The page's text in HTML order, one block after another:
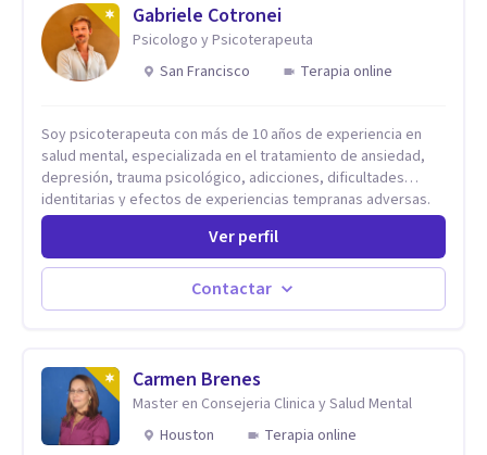
Gabriele Cotronei
Psicologo y Psicoterapeuta
San Francisco
Terapia online
Soy psicoterapeuta con más de 10 años de experiencia en
salud mental, especializada en el tratamiento de ansiedad,
depresión, trauma psicológico, adicciones, dificultades
identitarias y efectos de experiencias tempranas adversas.
Ofrezco un espacio terapéutico seguro, confidencial y
profundamente humano, donde el dolor emocional puede
transformarse en autoconocimiento, regulación emocional y
psicoanálisis, terapia somática y de trauma, psicología
Psicología Analítica Junguiana. Mi abordaje también incorpora
perspectivas interculturales, ecopsicología y el trabajo
simbólico con el inconsciente, entendiendo que cada
proceso terapéutico es único y requiere una mirada
Ver perfil
Contactar
Carmen Brenes
Master en Consejeria Clinica y Salud Mental
Houston
Terapia online